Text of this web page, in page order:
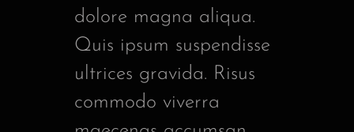
dolore magna aliqua.
Quis ipsum suspendisse
ultrices gravida. Risus
commodo viverra